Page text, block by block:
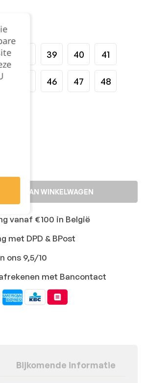
39 40 41
46 47 48
AAN WINKELWAGEN
vanaf €100 in België
met DPD & BPost
ons 9,5/10
met Bancontact
Bijkomende informatie